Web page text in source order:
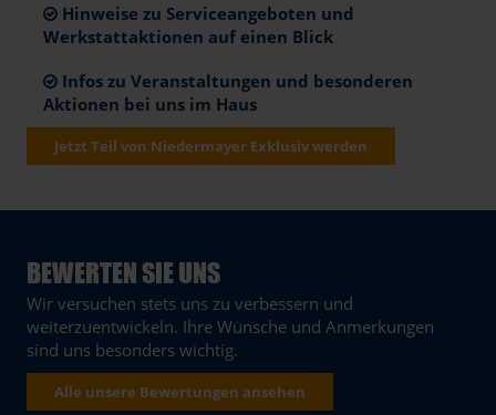
Hinweise zu Serviceangeboten und
Werkstattaktionen auf einen Blick
Infos zu Veranstaltungen und besonderen
Aktionen bei uns im Haus
Jetzt Teil von Niedermayer Exklusiv werden
BEWERTEN SIE UNS
Wir versuchen stets uns zu verbessern und
weiterzuentwickeln. Ihre Wünsche und Anmerkungen
sind uns besonders wichtig.
Alle unsere Bewertungen ansehen